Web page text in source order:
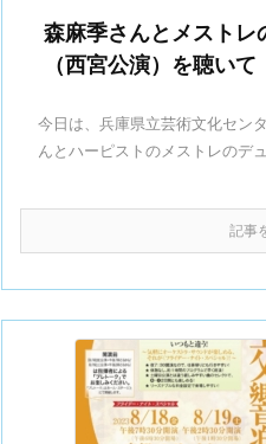
森麻季さんとメストレ
（西宮公演）を聴いて
今日は、兵庫県立芸術文化セン
んとハーピストのメストレのデ
記事